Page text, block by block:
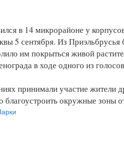
в 14 микрорайоне у
5 сентября. Из
им покрыться живой
в ходе одного из
принимали участие жители
окружные зоны